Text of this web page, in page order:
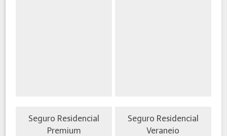
Seguro Residencial
Premium
Seguro Residencial
Veraneio